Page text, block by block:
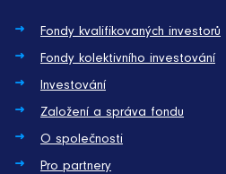
Fondy kvalifikovaných investorů
Fondy kolektivního investování
Investování
Založení a správa fondu
O společnosti
Pro partnery